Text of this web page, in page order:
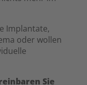
Implantate,
oder wollen
Sie